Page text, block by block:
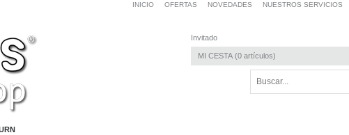
Invitado
MI CESTA 0 artículos
INICIO OFERTAS NOVEDADES NUESTROS SERVICIOS